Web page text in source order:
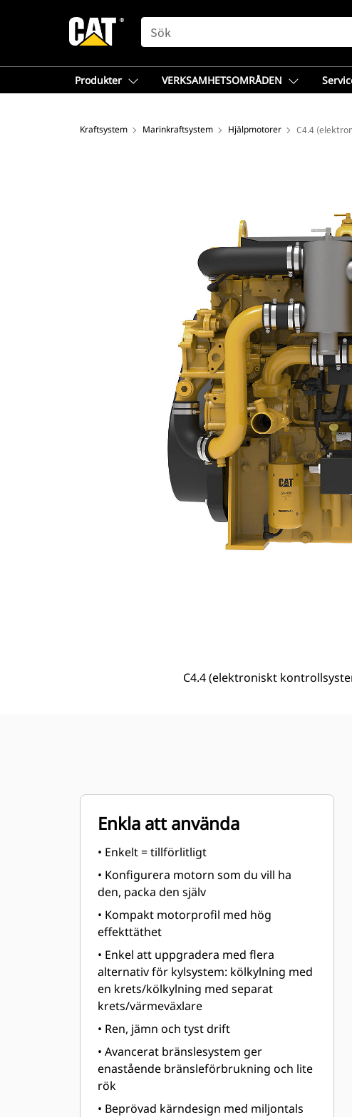
SEARCH
Produkter VERKSAMHETSOMRÅDEN
Kraftsystem Marinkraftsystem Hjälpmotorer C4.4
C4.4 (elektroniskt
Enkla att använda
• Enkelt = tillförlitligt
• Konfigurera motorn som du vill ha
den, packa den själv
• Kompakt motorprofil med hög
effekttäthet
• Enkel att uppgradera med flera
alternativ för kylsystem: kölkylning med
en krets/kölkylning med separat
krets/värmeväxlare
• Ren, jämn och tyst drift
• Avancerat bränslesystem ger
enastående bränsleförbrukning och lite
rök
• Beprövad kärndesign med miljontals